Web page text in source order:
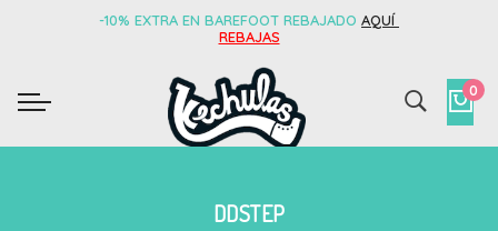
-10% EXTRA EN BAREFOOT REBAJADO AQUÍ
REBAJAS
0
DDSTEP